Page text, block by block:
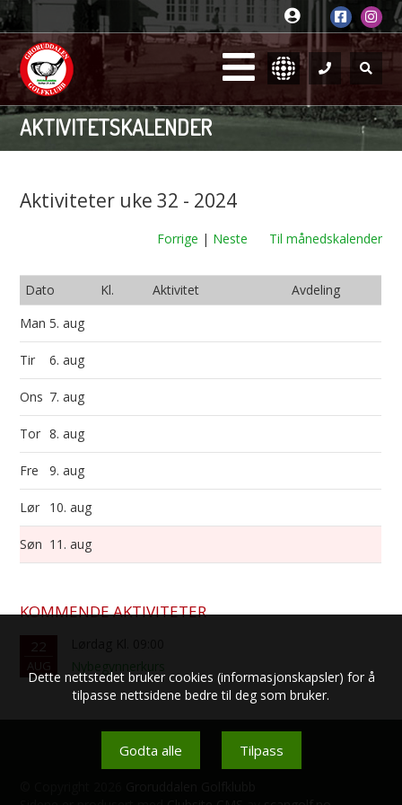
AKTIVITETSKALENDER
Aktiviteter uke 32 - 2024
Forrige | Neste Til månedskalender
Dato Kl. Aktivitet
Avdeling
Man5. aug
Tir 6. aug
Ons 7. aug
Tor 8. aug
Fre 9. aug
Lør 10. aug
Søn 11. aug
KOMMENDE AKTIVITETER
22
AUG
Dette nettstedet bruker cookies (informasjonskapsler) for å
tilpasse nettsidene bedre til deg som bruker.
Godta alle Tilpass